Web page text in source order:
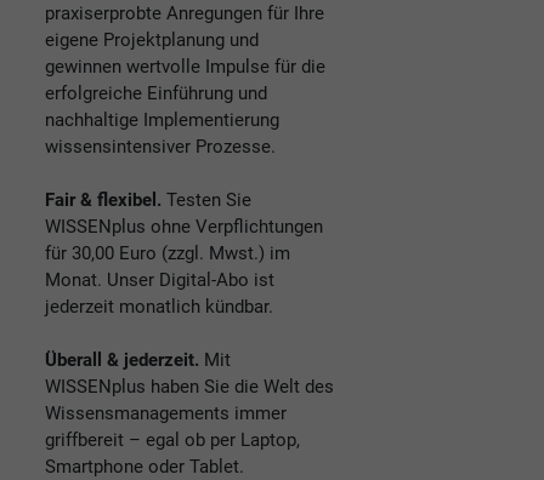
praxiserprobte Anregungen für Ihre
eigene Projektplanung und
gewinnen wertvolle Impulse für die
erfolgreiche Einführung und
nachhaltige Implementierung
wissensintensiver Prozesse.
Fair & flexibel. Testen Sie
WISSENplus ohne Verpflichtungen
für 30,00 Euro (zzgl. Mwst.) im
Monat. Unser Digital-Abo ist
jederzeit monatlich kündbar.
Überall & jederzeit. Mit
WISSENplus haben Sie die Welt des
Wissensmanagements immer
griffbereit – egal ob per Laptop,
Smartphone oder Tablet.